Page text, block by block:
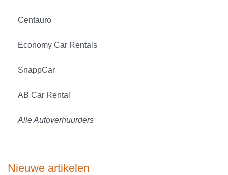
Centauro
Economy Car Rentals
SnappCar
AB Car Rental
Alle Autoverhuurders
Nieuwe artikelen